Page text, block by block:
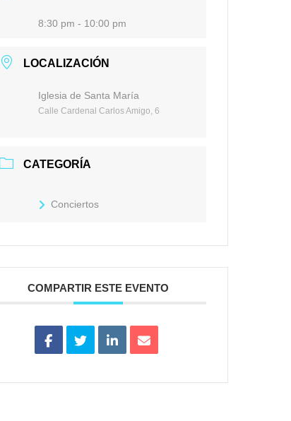
8:30 pm - 10:00 pm
LOCALIZACIÓN
Iglesia de Santa María
Calle Cardenal Carlos Amigo, 6
CATEGORÍA
Conciertos
COMPARTIR ESTE EVENTO